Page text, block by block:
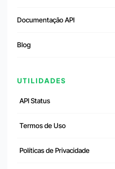
Documentação API
Blog
UTILIDADES
API Status
Termos de Uso
Políticas de Privacidade